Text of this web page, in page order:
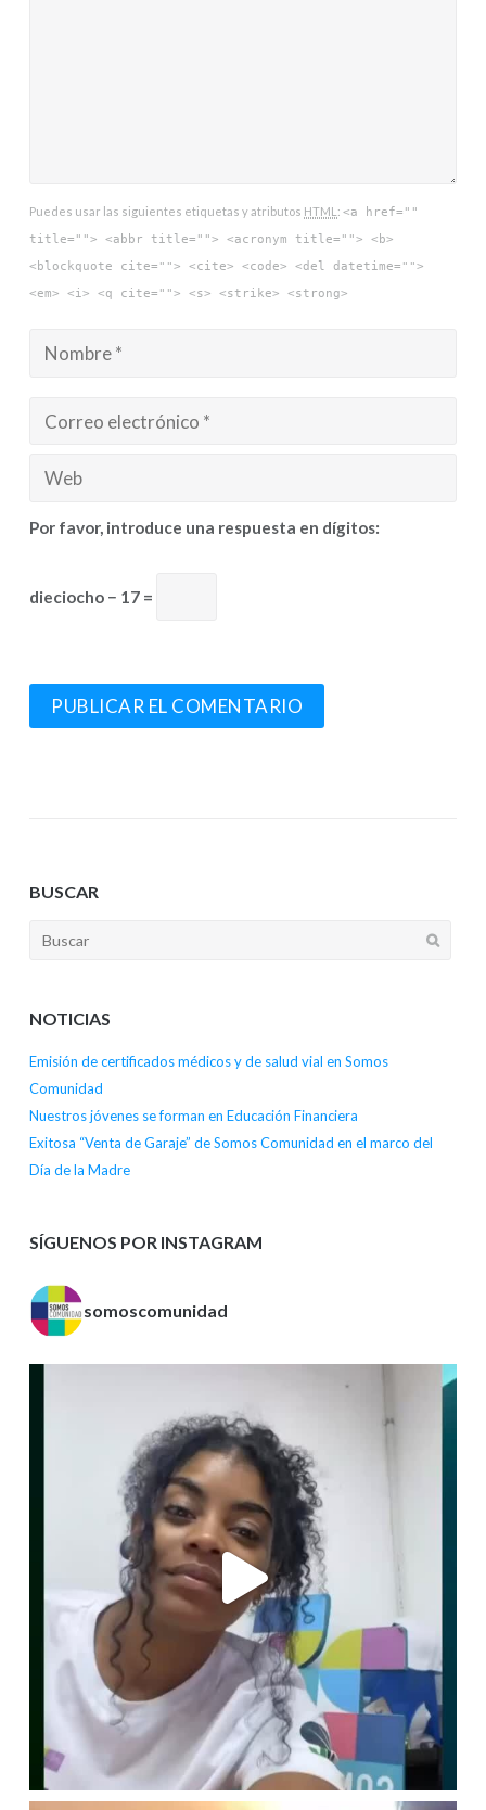
Puedes usar las siguientes etiquetas y atributos HTML :<a href=""
title=""> <abbr title=""> <acronym title=""> <b>
<blockquote cite=""> <cite> <code> <del datetime="">
<em> <i> <q cite=""> <s> <strike> <strong>
Por favor, introduce una respuesta en dígitos:
dieciocho − 17 =
BUSCAR
NOTICIAS
Emisión de certificados médicos y de salud vial en Somos
Comunidad
Nuestros jóvenes se forman en Educación Financiera
Exitosa “Venta de Garaje” de Somos Comunidad en el marco del
Día de la Madre
SÍGUENOS POR INSTAGRAM
somoscomunidad